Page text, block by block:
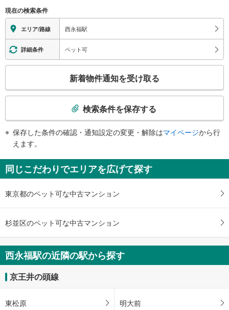
地上⇔改札⇔ホーム：○
エレベータ
・ホーム⇔改札
・北口
・南口
エスカレータ
・北口
・南口
《多機能トイレ》
・改札内
その他
・ＡＥＤ
現在の検索条件
エリア/路線 西永福駅
詳細条件 ペット可
検
知
を
け
る
・
件
を
マ
イ
ー
新着物件通知を受け取る
検索条件を保存する
保存した条件の確認・通知設定の変更・解除はマイページから行
えます。
同じこだわりでエリアを広げて探す
東京都のペット可な中古マンション
杉並区のペット可な中古マンション
西永福駅の近隣の駅から探す
京王井の頭線
東松原 明大前